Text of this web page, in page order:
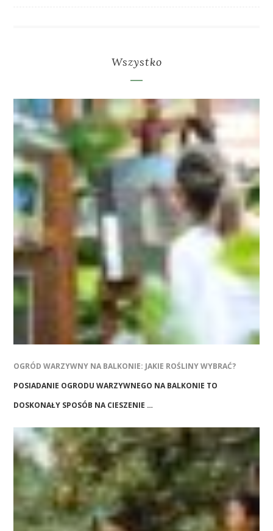
Wszystko
OGRÓD WARZYWNY NA BALKONIE: JAKIE ROŚLINY WYBRAĆ?
POSIADANIE OGRODU WARZYWNEGO NA BALKONIE TO
DOSKONAŁY SPOSÓB NA CIESZENIE …